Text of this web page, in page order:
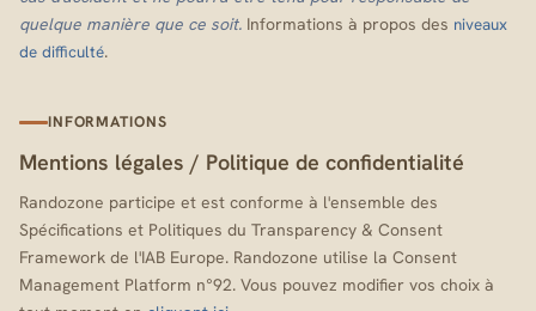
quelque manière que ce soit. Informations à propos des niveaux
de difficulté.
INFORMATIONS
Mentions légales / Politique de confidentialité
Randozone participe et est conforme à l'ensemble des
Spécifications et Politiques du Transparency & Consent
Framework de l'IAB Europe. Randozone utilise la Consent
Management Platform n°92. Vous pouvez modifier vos choix à